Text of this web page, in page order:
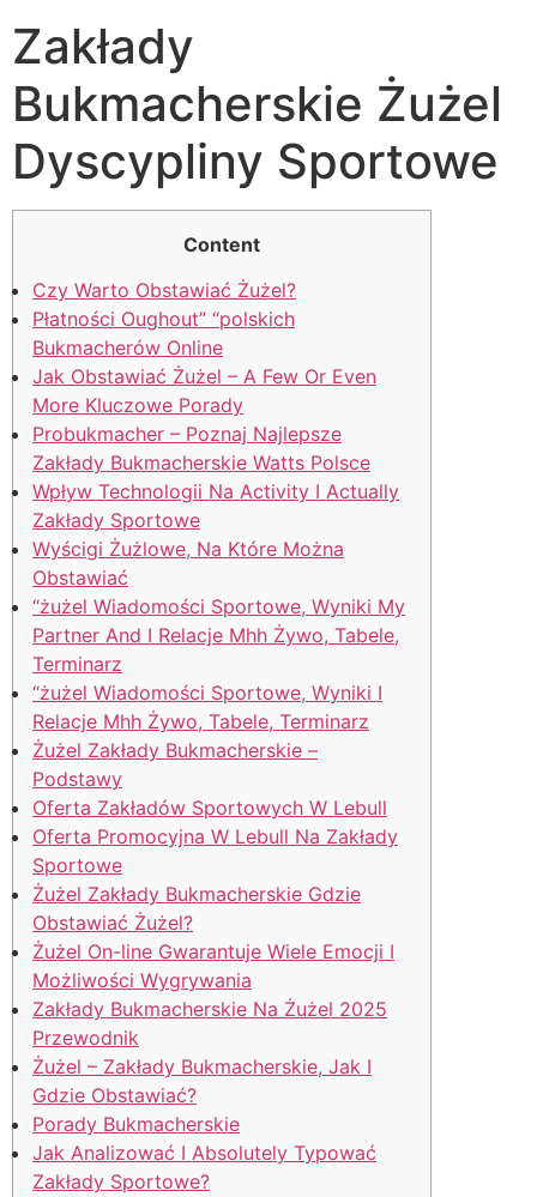
Zakłady
Bukmacherskie Żużel
Dyscypliny Sportowe
Content
Czy Warto Obstawiać Żużel?
Płatności Oughout” “polskich
Bukmacherów Online
Jak Obstawiać Żużel – A Few Or Even
More Kluczowe Porady
Probukmacher – Poznaj Najlepsze
Zakłady Bukmacherskie Watts Polsce
Wpływ Technologii Na Activity I Actually
Zakłady Sportowe
Wyścigi Żużlowe, Na Które Można
Obstawiać
“żużel Wiadomości Sportowe, Wyniki My
Partner And I Relacje Mhh Żywo, Tabele,
Terminarz
“żużel Wiadomości Sportowe, Wyniki I
Relacje Mhh Żywo, Tabele, Terminarz
Żużel Zakłady Bukmacherskie –
Podstawy
Oferta Zakładów Sportowych W Lebull
Oferta Promocyjna W Lebull Na Zakłady
Sportowe
Żużel Zakłady Bukmacherskie Gdzie
Obstawiać Żużel?
Żużel On-line Gwarantuje Wiele Emocji I
Możliwości Wygrywania
Zakłady Bukmacherskie Na Żużel 2025
Przewodnik
Żużel – Zakłady Bukmacherskie, Jak I
Gdzie Obstawiać?
Porady Bukmacherskie
Jak Analizować I Absolutely Typować
Zakłady Sportowe?